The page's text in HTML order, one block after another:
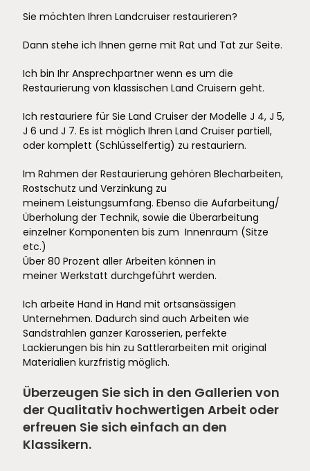
Sie möchten Ihren Landcruiser restaurieren?
Dann stehe ich Ihnen gerne mit Rat und Tat zur Seite.
Ich bin Ihr Ansprechpartner wenn es um die
Restaurierung von klassischen Land Cruisern geht.
Ich restauriere für Sie Land Cruiser der Modelle J 4, J 5,
J 6 und J 7. Es ist möglich Ihren Land Cruiser partiell,
oder komplett (Schlüsselfertig) zu restauriern.
Im Rahmen der Restaurierung gehören Blecharbeiten,
Rostschutz und Verzinkung zu
meinem Leistungsumfang. Ebenso die Aufarbeitung/
Überholung der Technik, sowie die Überarbeitung
einzelner Komponenten bis zum Innenraum (Sitze
etc.)
Über 80 Prozent aller Arbeiten können in
meiner Werkstatt durchgeführt werden.
Ich arbeite Hand in Hand mit ortsansässigen
Unternehmen. Dadurch sind auch Arbeiten wie
Sandstrahlen ganzer Karosserien, perfekte
Lackierungen bis hin zu Sattlerarbeiten mit original
Materialien kurzfristig möglich.
Überzeugen Sie sich in den Gallerien von
der Qualitativ hochwertigen Arbeit oder
erfreuen Sie sich einfach an den
Klassikern.